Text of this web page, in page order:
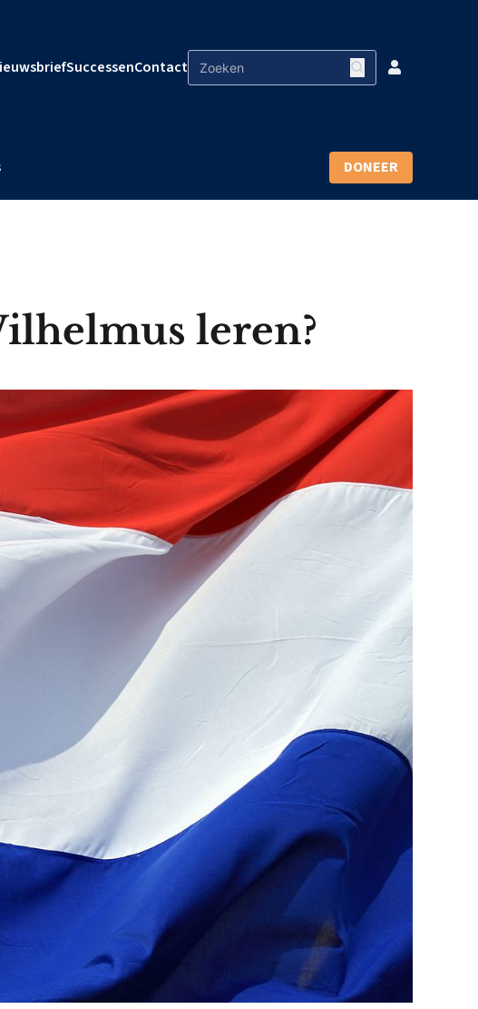
SuccessenContact
DONEER
leren?